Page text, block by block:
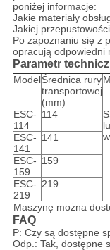
poniżej informacje:
Jakie materiały
Jakiej
Po zapoznaniu się z
opracują odpowiedni
Parametr
ModelŚrednica rury
transportowej
(mm)
ESC-
114
114
ESC-
141
141
ESC-
159
159
ESC-
219
219
Maszynę można
FAQ
P: Czy są dostępne
Odp.: Tak, dostępne